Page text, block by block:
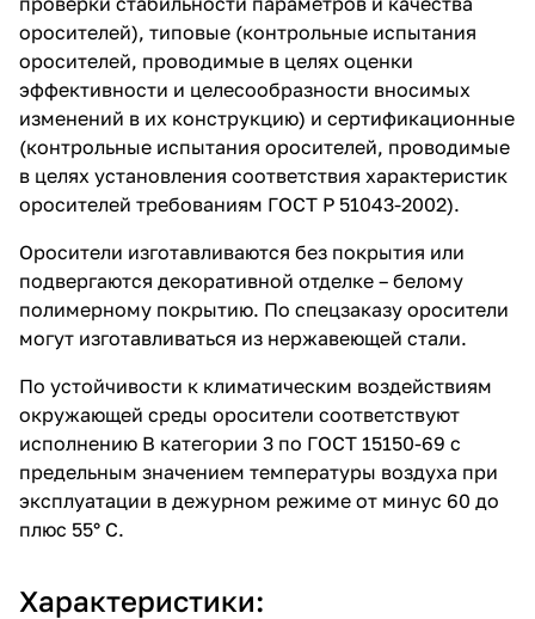
оросителей), типовые (контрольные испытания
оросителей, проводимые в целях оценки
эффективности и целесообразности вносимых
изменений в их конструкцию) и сертификационные
(контрольные испытания оросителей, проводимые
в целях установления соответствия характеристик
оросителей требованиям ГОСТ Р 51043-2002).
Оросители изготавливаются без покрытия или
подвергаются декоративной отделке – белому
полимерному покрытию. По спецзаказу оросители
могут изготавливаться из нержавеющей стали.
По устойчивости к климатическим воздействиям
окружающей среды оросители соответствуют
исполнению В категории 3 по ГОСТ 15150-69 с
предельным значением температуры воздуха при
эксплуатации в дежурном режиме от минус 60 до
плюс 55° С.
Характеристики: